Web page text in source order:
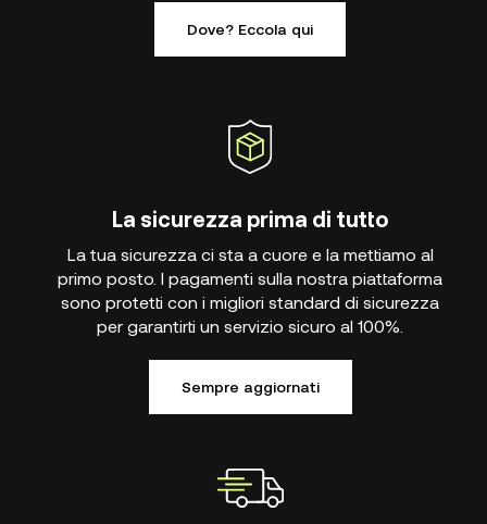
Dove? Eccola qui
La sicurezza prima di tutto
La tua sicurezza ci sta a cuore e la mettiamo al
primo posto. I pagamenti sulla nostra piattaforma
sono protetti con i migliori standard di sicurezza
per garantirti un servizio sicuro al 100%.
Sempre aggiornati